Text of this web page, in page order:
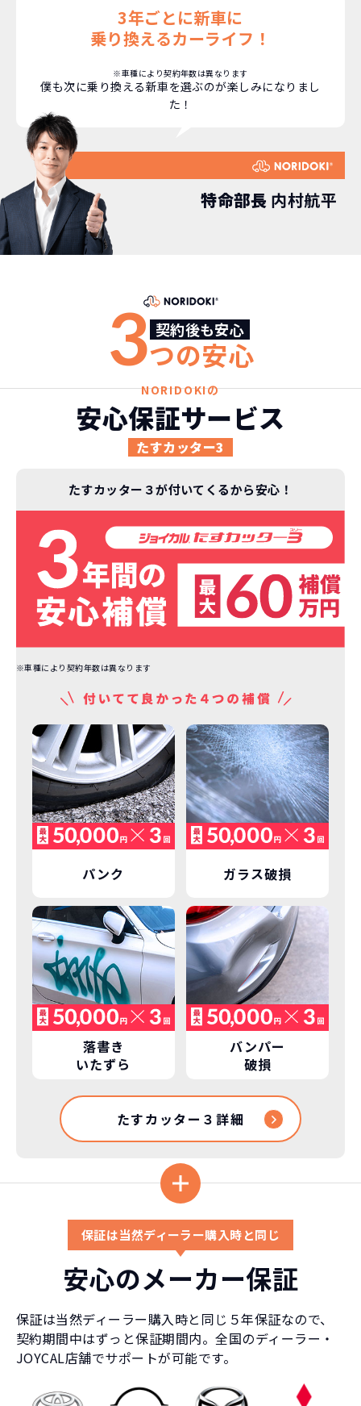
安さの秘密
高残価設定を実現！
ジョイカルジャパンが今まで培ってきた
ノウハウを集約することでこの「超高残
価設定」を実現しました。
また特定の車両に絞ることによりこの価
格設定が可能となりました。
お車を返却いただく
必要があるため
通常のカーリースの場合、そのまま継続
して乗るか、購入するかなどを選べます。
しかし、NORIDOKIの場合は、車両を必
とで「超低価格」を実現しています。
3年以内の契約なので、故障リスクが非常
に少なくなります。例え故障してもメーカ
ー保証があるから安心です。
契約リスクが少ない
ライフスタイルに合わせたお車の選択が
できます。急な引っ越し、転勤、家族が増
えるなど。その時その時の状況に合わせ
た車を選べるっていいとおもいません
新型の新車に定期的に乗換
車はだいたい３年くらいで飽きると言わ
れています。
もちろん、その人によりますが、最新型
車に常に乗り続けられるのは気持ちよ
く、人にも自慢できます！
新車購入時の税金や
諸費用などが不要
車を購入する場合、購入時に｢登録時諸費
用｣や「各種税金」は車両本体以外にかか
ります。
継続的にかかる費用が
コミコミ
維持にかかる、毎年の｢自動車税｣はコミ
コミ。3年契約なので通常車検時にかかる
｢自動車重量税｣、｢自賠責保険料｣「整備
料」などが不要となります。
3年ごとに新車に
乗り換えるカーライフ！
※車種により契約年数は異なります
僕も次に乗り換える新車を選ぶのが楽しみになりまし
た！
特命部長 内村航平
契約後も安心
3つの安心
NORIDOKIの
安心保証サービス
たすカッター3
たすカッター３が付いてくるから安心！
※車種により契約年数は異なります
パンク ガラス破損
落書き
いたずら
バンパー
破損
たすカッター３詳細
保証は当然ディーラー購入時と同じ
安心のメーカー保証
保証は当然ディーラー購入時と同じ５年保証なので、
契約期間中はずっと保証期間内。全国のディーラー・
JOYCAL店舗でサポートが可能です。